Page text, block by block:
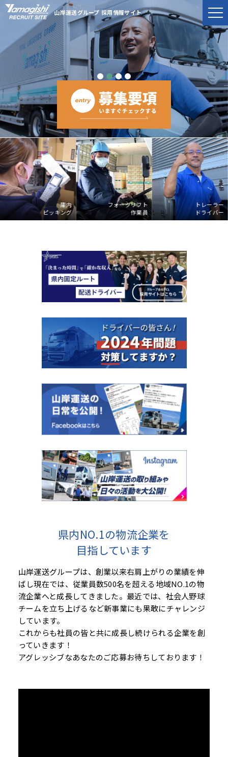
山岸運送グループ 採用情報サイト
庫内
ピッキング
フォークリフト
作業員
トレーラー
ドライバー
県内NO.1の物流企業を
目指しています
山岸運送グループは、創業以来右肩上がりの業績を伸
ばし現在では、従業員数500名を超える地域NO.1の物
流企業へと成長してきました。最近では、社会人野球
チームを立ち上げるなど新事業にも果敢にチャレンジ
しています。
これからも社員の皆と共に成長し続けられる企業を創
っていきます！
アグレッシブなあなたのご応募お待ちしております！